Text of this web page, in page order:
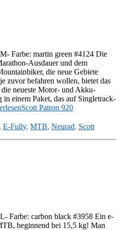
Farbe: martin green #4124 Die
Ausdauer und dem
die neue Gebiete
zuvor befahren wollen, bietet das
neueste Motor- und Akku-
einem Paket, das auf Singletrack-
Scott Patron 920
, E-Fully, MTB, Neurad, Scott
Farbe: carbon black #3958 Ein e-
beginnend bei 15,5 kg! Man